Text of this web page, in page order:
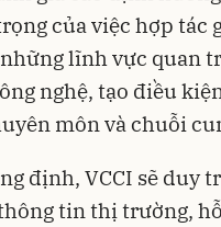
của việc hợp tác
lĩnh vực quan
nghệ, tạo điều
môn và chuỗi
định, VCCI sẽ duy
tin thị trường,